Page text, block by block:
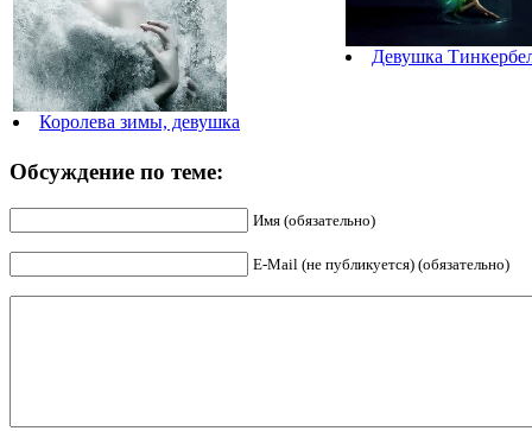
Королева зимы, девушка
Девушка
Обсуждение по теме:
Имя (обязательно)
E-Mail (не публикуется) (обязательно)